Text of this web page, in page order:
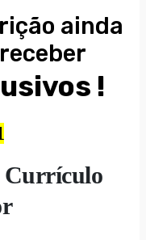
ainda
!
Currículo